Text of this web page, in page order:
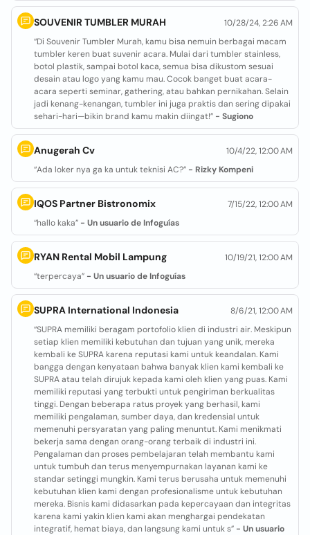
SOUVENIR TUMBLER MURAH
10/28/24, 2:26 AM
“Di Souvenir Tumbler Murah, kamu bisa nemuin berbagai macam
tumbler keren buat suvenir acara. Mulai dari tumbler stainless,
botol plastik, sampai botol kaca, semua bisa dikustom sesuai
desain atau logo yang kamu mau. Cocok banget buat acara-
acara seperti seminar, gathering, atau bahkan pernikahan. Selain
jadi kenang-kenangan, tumbler ini juga praktis dan sering dipakai
sehari-hari—bikin brand kamu makin diingat!” - Sugiono
Anugerah Cv
10/4/22, 12:00 AM
“Ada loker nya ga ka untuk teknisi AC?” - Rizky Kompeni
IQOS Partner Bistronomix
7/15/22, 12:00 AM
“hallo kaka” - Un usuario de Infoguías
RYAN Rental Mobil Lampung
10/19/21, 12:00 AM
“terpercaya” - Un usuario de Infoguías
SUPRA International Indonesia
8/6/21, 12:00 AM
“SUPRA memiliki beragam portofolio klien di industri air. Meskipun
setiap klien memiliki kebutuhan dan tujuan yang unik, mereka
kembali ke SUPRA karena reputasi kami untuk keandalan. Kami
bangga dengan kenyataan bahwa banyak klien kami kembali ke
SUPRA atau telah dirujuk kepada kami oleh klien yang puas. Kami
memiliki reputasi yang terbukti untuk pengiriman berkualitas
tinggi. Dengan beberapa ratus proyek yang berhasil, kami
memiliki pengalaman, sumber daya, dan kredensial untuk
memenuhi persyaratan yang paling menuntut. Kami menikmati
bekerja sama dengan orang-orang terbaik di industri ini.
Pengalaman dan proses pembelajaran telah membantu kami
untuk tumbuh dan terus menyempurnakan layanan kami ke
standar setinggi mungkin. Kami terus berusaha untuk memenuhi
kebutuhan klien kami dengan profesionalisme untuk kebutuhan
mereka. Bisnis kami didasarkan pada kepercayaan dan integritas
karena kami yakin klien kami akan menghargai pendekatan
integratif, hemat biaya, dan langsung kami untuk s” - Un usuario